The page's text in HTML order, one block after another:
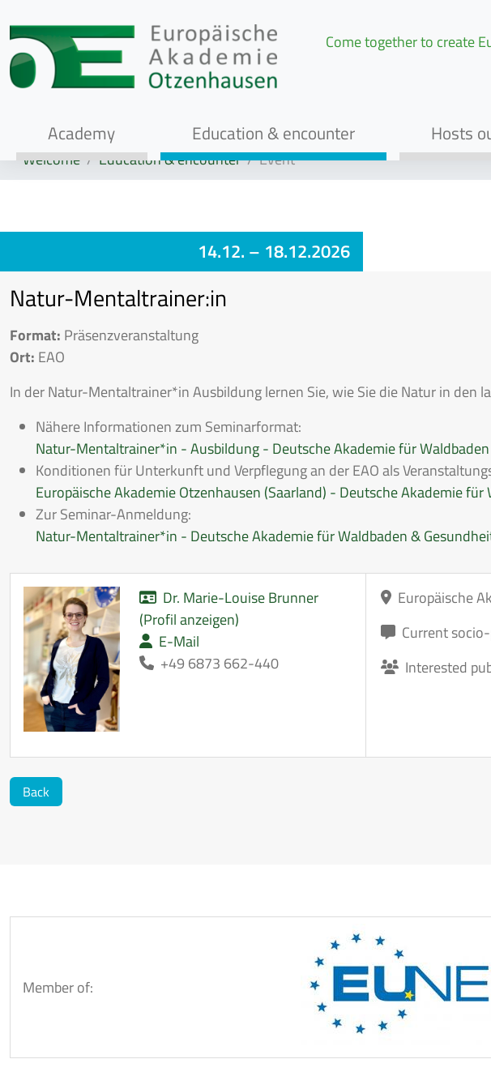
Come together to create
Academy Education & encounter Hosts
Welcome Education & encounter Event
14.12. – 18.12.2026
Natur-Mentaltrainer:in
Format: Präsenzveranstaltung
Ort: EAO
In der Natur-Mentaltrainer*in Ausbildung lernen Sie, wie Sie die Natur in
Nähere Informationen zum Seminarformat:
Natur-Mentaltrainer*in - Ausbildung - Deutsche Akademie für
Konditionen für Unterkunft und Verpflegung an der EAO als
Europäische Akademie Otzenhausen (Saarland) - Deutsche Akademie
Zur Seminar-Anmeldung:
Natur-Mentaltrainer*in - Deutsche Akademie für Waldbaden &
Dr. Marie-Louise Brunner
(Profil anzeigen)
E-Mail
+49 6873 662-440
Europäische
Current
Interested
Back
Member of: